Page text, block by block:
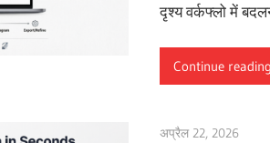
दृश्य वर्कफ्लो में
Continue reading
अप्रैल 22, 2026